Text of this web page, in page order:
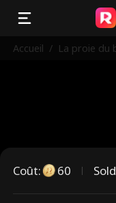
Accueil / La proie du
Coût: 60